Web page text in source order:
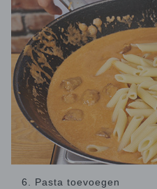
6. Pasta toevoegen